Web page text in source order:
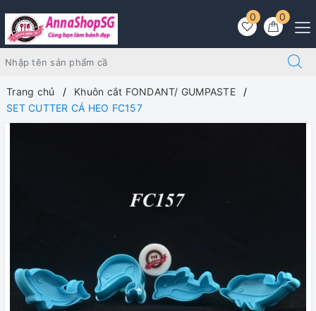
0
0
Trang chủ
Khuôn cắt FONDANT/ GUMPASTE
SET CUTTER CÁ HEO FC157